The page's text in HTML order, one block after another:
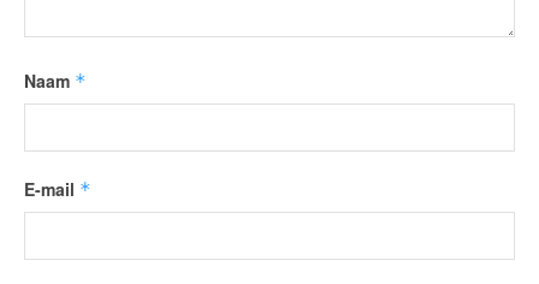
Naam *
E-mail *